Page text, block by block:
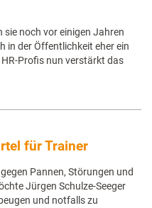
sie noch vor einigen Jahren
in der Öffentlichkeit eher ein
Profis nun verstärkt das
für Trainer
Pannen, Störungen und
Jürgen Schulze-Seeger
und notfalls zu